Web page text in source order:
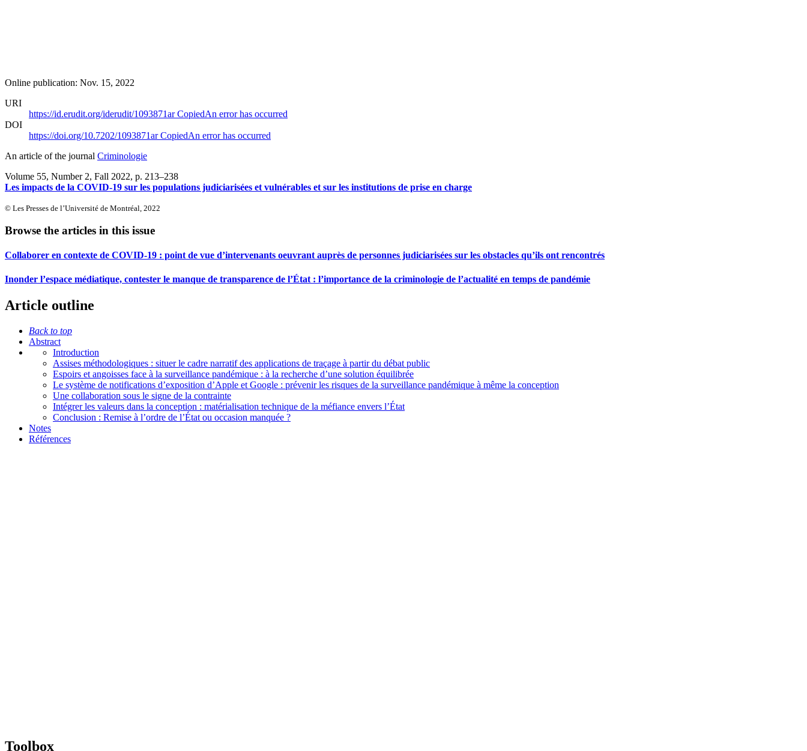
Online publication: Nov. 15, 2022
URI
https://id.erudit.org/iderudit/1093871arCopiedAn error has occurred
DOI
https://doi.org/10.7202/1093871arCopiedAn error has occurred
An article of the journal Criminologie
Volume 55, Number 2, Fall 2022, p. 213–238
Les impacts de la COVID-19 sur les populations judiciarisées et vulnérables et sur les institutions de prise en charge
© Les Presses de l’Université de Montréal, 2022
Browse the articles in this issue
Collaborer en contexte de COVID-19 : point de vue d’intervenants oeuvrant auprès de personnes judiciarisées sur les obstacles qu’ils ont rencontrés
Inonder l’espace médiatique, contester le manque de transparence de l’État : l’importance de la criminologie de l’actualité en temps de pandémie
Article outline
Back to top
Abstract
Introduction
Assises méthodologiques : situer le cadre narratif des applications de traçage à partir du débat public
Espoirs et angoisses face à la surveillance pandémique : à la recherche d’une solution équilibrée
Le système de notifications d’exposition d’Apple et Google : prévenir les risques de la surveillance pandémique à même la conception
Une collaboration sous le signe de la contrainte
Intégrer les valeurs dans la conception : matérialisation technique de la méfiance envers l’État
Conclusion : Remise à l’ordre de l’État ou occasion manquée ?
Notes
Références
Toolbox